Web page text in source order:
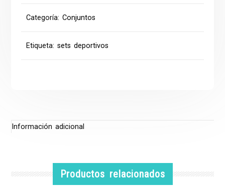
Categoría:Conjuntos
Etiqueta:sets deportivos
Información adicional
Productos relacionados